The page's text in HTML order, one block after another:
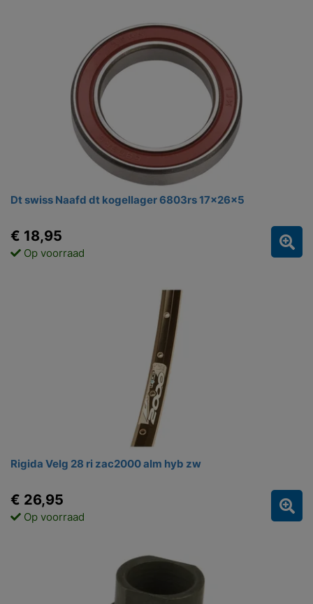
Dt swiss Naafd dt kogellager 6803rs 17x26x5
€ 18,95
Op voorraad
Rigida Velg 28 ri zac2000 alm hyb zw
€ 26,95
Op voorraad